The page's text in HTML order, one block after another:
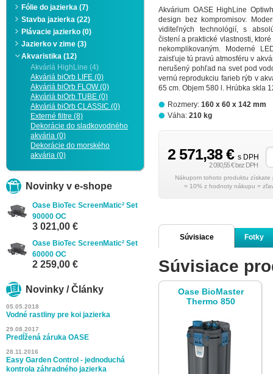
Fólie do jazierka (7)
Stavba jazierka (22)
Plávacie jazierko (0)
Jazierko v zime (3)
Akvaristika (12)
Akváriá HighLine (4)
Akváriá biOrb LIFE (0)
Akváriá biOrb FLOW (0)
Akváriá biOrb TUBE (0)
Akváriá biOrb CLASSIC (0)
Externé filtre (8)
Dekorácie do sladkovodného
akvária (0)
Dekorácie do morského
akvária (0)
Novinky v e-shope
Oase BioTec ScreenMatic² Set
90000 OC
3 021,00 €
Oase BioTec ScreenMatic² Set
60000 OC
2 259,00 €
Novinky / Články
05.05.2018
Vodné rastliny pre koi jazierka
29.08.2017
Predĺžená záruka OASE
28.11.2016
Easy Garden Control - jednoduchá
kontrola záhradného jazierka
Akvárium OASE HighLine
design bez kompromisov.
viditeľných technológií, s
čistení a praktické vlastnosti,
nekomplikovaným. Moderné
zaisťuje tú pravú atmosféru v
nerušený pohľad na svet pod
vernú reprodukciu farieb rýb v
65 cm. Objem 580 l. Hrúbka skla
Rozmery: 160 x 60 x 142 mm
Váha: 210 kg
2 571,38 € s DPH
2 090,55 € bez DPH
= 10% z hodnoty nákupu =
Súvisiace
produkty
Fotky
Súvisiace
Oase BioMaster
Thermo 850